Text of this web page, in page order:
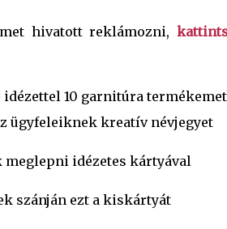
hivatott reklámozni,
10 garnitúra
ügyfeleiknek kreatív névjegyet
idézetes kártyával
szánján ezt a kiskártyát